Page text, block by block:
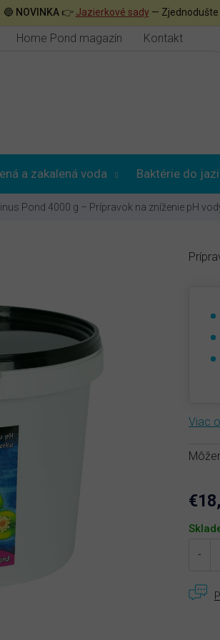
🔵 NOVINKA👉 Jazierkové sady —
Home Pond magazín Kontakt
a zakalená voda Baktérie do
Pond 4000 g – Prípravok na zníženie pH
cena: